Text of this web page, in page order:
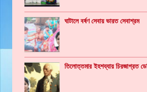
ঘাটালে বর্ষণ সেবায় ভারত সেবাশ্রম
তিলোত্তমার ইহশয্যায় চিরজাগ্রত